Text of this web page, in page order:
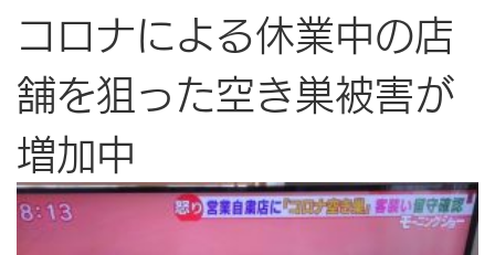
コロナによる休業中の店
舗を狙った空き巣被害が
増加中